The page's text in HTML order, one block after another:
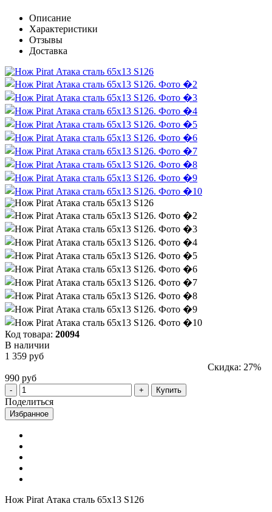
Описание
Характеристики
Отзывы
Доставка
Код товара: 20094
В наличии
1 359 руб
Скидка: 27%
990 руб
Купить
Поделиться
Избранное
Нож Pirat Атака сталь 65х13 S126